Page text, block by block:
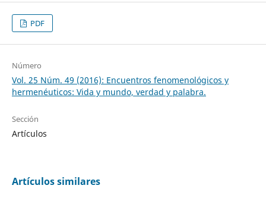
PDF
Número
Vol. 25 Núm. 49 (2016): Encuentros fenomenológicos y
hermenéuticos: Vida y mundo, verdad y palabra.
Sección
Artículos
Artículos similares